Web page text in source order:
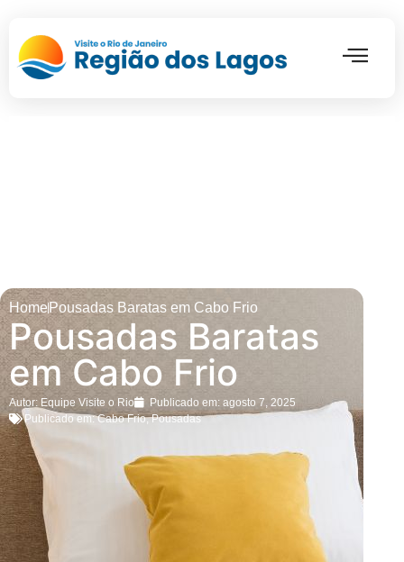
Home Pousadas Baratas em Cabo Frio
Pousadas Baratas
em Cabo Frio
Autor: Equipe Visite o Rio Publicado em: agosto 7, 2025
Publicado em: Cabo Frio,Pousadas